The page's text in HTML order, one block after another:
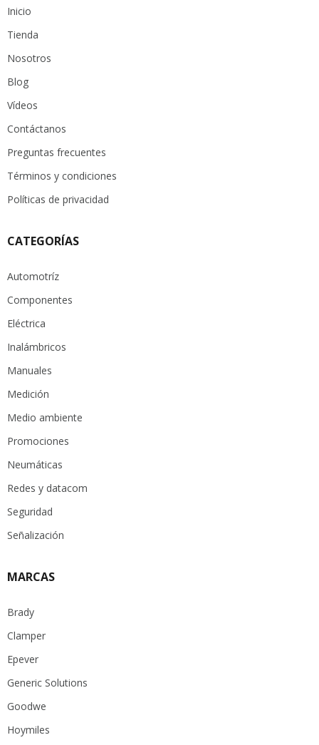
Inicio
Tienda
Nosotros
Blog
Vídeos
Contáctanos
Preguntas frecuentes
Términos y condiciones
Políticas de privacidad
CATEGORÍAS
Automotríz
Componentes
Eléctrica
Inalámbricos
Manuales
Medición
Medio ambiente
Promociones
Neumáticas
Redes y datacom
Seguridad
Señalización
MARCAS
Brady
Clamper
Epever
Generic Solutions
Goodwe
Hoymiles